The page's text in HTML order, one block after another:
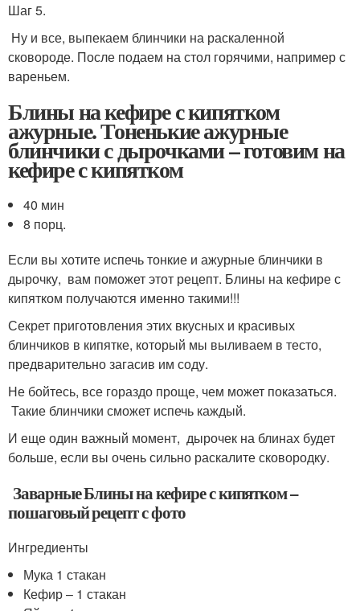
Шаг 5.
Ну и все, выпекаем блинчики на раскаленной
сковороде. После подаем на стол горячими, например с
вареньем.
Блины на кефире с кипятком
ажурные. Тоненькие ажурные
блинчики с дырочками – готовим на
кефире с кипятком
40 мин
8 порц.
Если вы хотите испечь тонкие и ажурные блинчики в
дырочку, вам поможет этот рецепт. Блины на кефире с
кипятком получаются именно такими!!!
Секрет приготовления этих вкусных и красивых
блинчиков в кипятке, который мы выливаем в тесто,
предварительно загасив им соду.
Не бойтесь, все гораздо проще, чем может показаться.
Такие блинчики сможет испечь каждый.
И еще один важный момент, дырочек на блинах будет
больше, если вы очень сильно раскалите сковородку.
Заварные Блины на кефире с кипятком –
пошаговый рецепт с фото
Ингредиенты
Мука 1 стакан
Кефир – 1 стакан